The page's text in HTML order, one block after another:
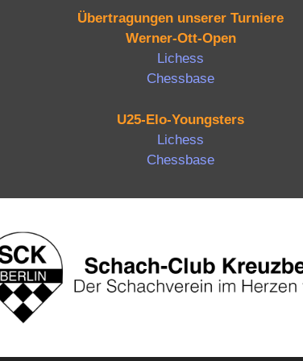
Übertragungen unserer Turniere
Werner-Ott-Open
Lichess
Chessbase
U25-Elo-Youngsters
Lichess
Chessbase